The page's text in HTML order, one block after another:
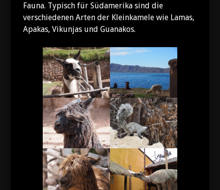
Fauna. Typisch für Südamerika sind die
verschiedenen Arten der Kleinkamele wie Lamas,
Apakas, Vikunjas und Guanakos.